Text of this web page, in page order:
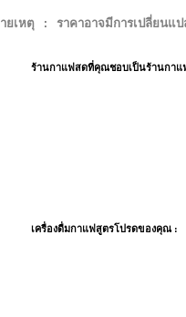
ยเหตุ : ราคาอาจมีการเปลี่ยนแ
ร้านกาแฟสดที่คุณชอบเป็นร้านกาแ
เครื่องดื่มกาแฟสูตรโปรดของคุณ :